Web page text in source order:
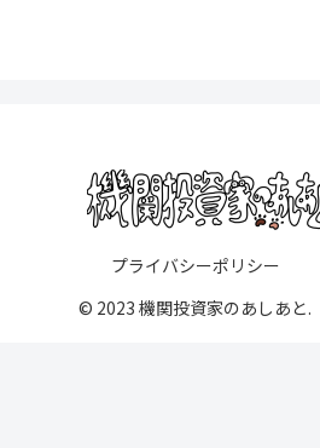
プライバシーポリシー
© 2023 機関投資家のあしあと.